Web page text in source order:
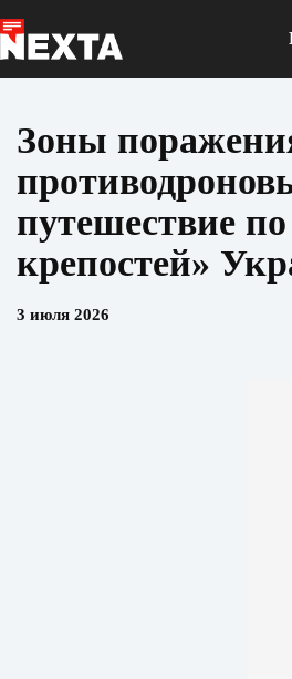
к
сути
Зоны
путешествие
крепостей»
3 июля 2026